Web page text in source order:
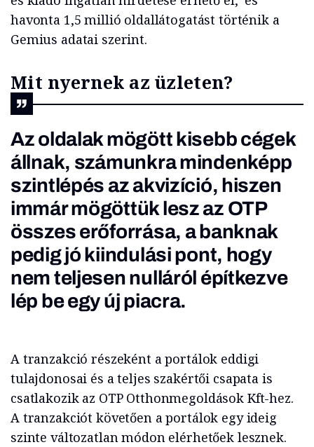
havonta 1,5 millió oldallátogatást történik a
Gemius adatai szerint.
Mit nyernek az üzleten?
Az oldalak mögött kisebb cégek
állnak, számunkra mindenképp
szintlépés az akvizíció, hiszen
immár mögöttük lesz az OTP
összes erőforrása, a banknak
pedig jó kiindulási pont, hogy
nem teljesen nulláról építkezve
lép be egy új piacra.
A tranzakció részeként a portálok eddigi
tulajdonosai és a teljes szakértői csapata is
csatlakozik az OTP Otthonmegoldások Kft-hez.
A tranzakciót követően a portálok egy ideig
szinte változatlan módon elérhetőek lesznek.